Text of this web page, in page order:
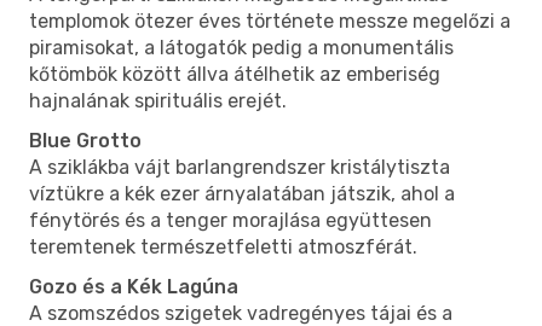
templomok ötezer éves története messze megelőzi a
piramisokat, a látogatók pedig a monumentális
kőtömbök között állva átélhetik az emberiség
hajnalának spirituális erejét.
Blue Grotto
A sziklákba vájt barlangrendszer kristálytiszta
víztükre a kék ezer árnyalatában játszik, ahol a
fénytörés és a tenger morajlása együttesen
teremtenek természetfeletti atmoszférát.
Gozo és a Kék Lagúna
A szomszédos szigetek vadregényes tájai és a